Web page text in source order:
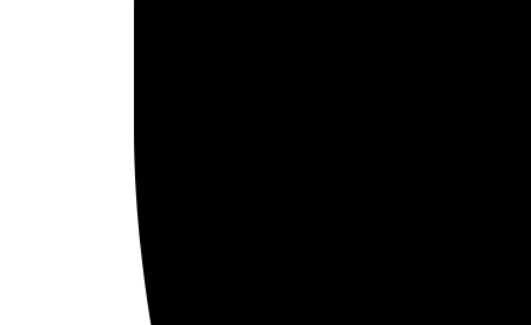
Artículos traducidos
Viñetas
Libertad de expresión
Actualidad de medios árabes